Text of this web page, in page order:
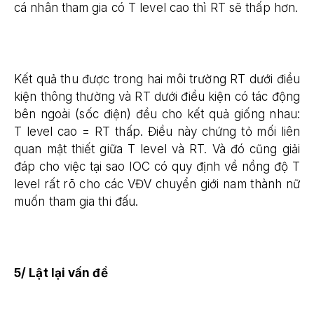
cá nhân tham gia có T level cao thì RT sẽ thấp hơn.
Kết quả thu được trong hai môi trường RT dưới điều
kiện thông thường và RT dưới điều kiện có tác động
bên ngoài (sốc điện) đều cho kết quả giống nhau:
T level cao = RT thấp. Điều này chứng tỏ mối liên
quan mật thiết giữa T level và RT. Và đó cũng giải
đáp cho việc tại sao IOC có quy định về nồng độ T
level rất rõ cho các VĐV chuyển giới nam thành nữ
muốn tham gia thi đấu.
5/ Lật lại vấn đề